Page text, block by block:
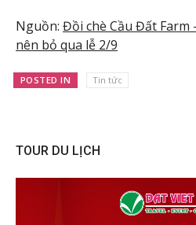
Nguồn: Đồi chè Cầu Đất Farm
nên bỏ qua lễ 2/9
POSTED IN Tin tức
TOUR DU LỊCH